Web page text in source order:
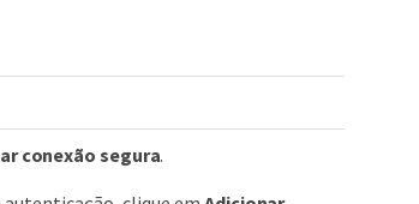
conexão segura.